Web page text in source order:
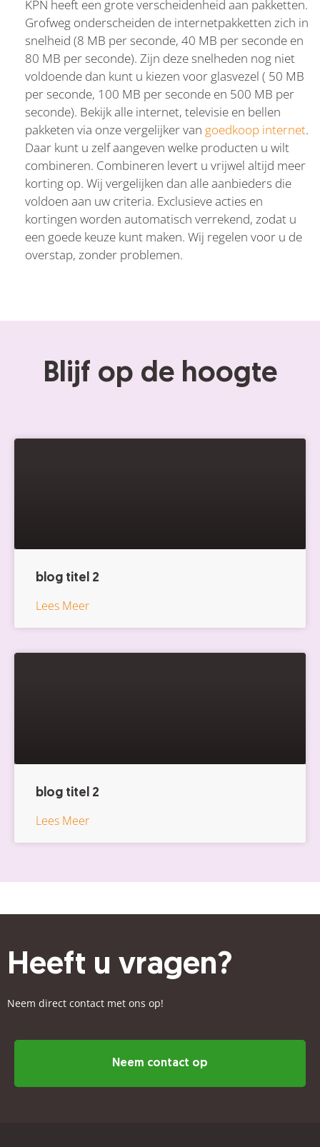
KPN heeft een grote verscheidenheid aan pakketten.
Grofweg onderscheiden de internetpakketten zich in
snelheid (8 MB per seconde, 40 MB per seconde en
80 MB per seconde). Zijn deze snelheden nog niet
voldoende dan kunt u kiezen voor glasvezel ( 50 MB
per seconde, 100 MB per seconde en 500 MB per
seconde). Bekijk alle internet, televisie en bellen
pakketen via onze vergelijker van goedkoop internet.
Daar kunt u zelf aangeven welke producten u wilt
combineren. Combineren levert u vrijwel altijd meer
korting op. Wij vergelijken dan alle aanbieders die
voldoen aan uw criteria. Exclusieve acties en
kortingen worden automatisch verrekend, zodat u
een goede keuze kunt maken. Wij regelen voor u de
overstap, zonder problemen.
Blijf op de hoogte
blog titel 2
Lees Meer
blog titel 2
Lees Meer
Heeft u vragen?
Neem direct contact met ons op!
Neem contact op